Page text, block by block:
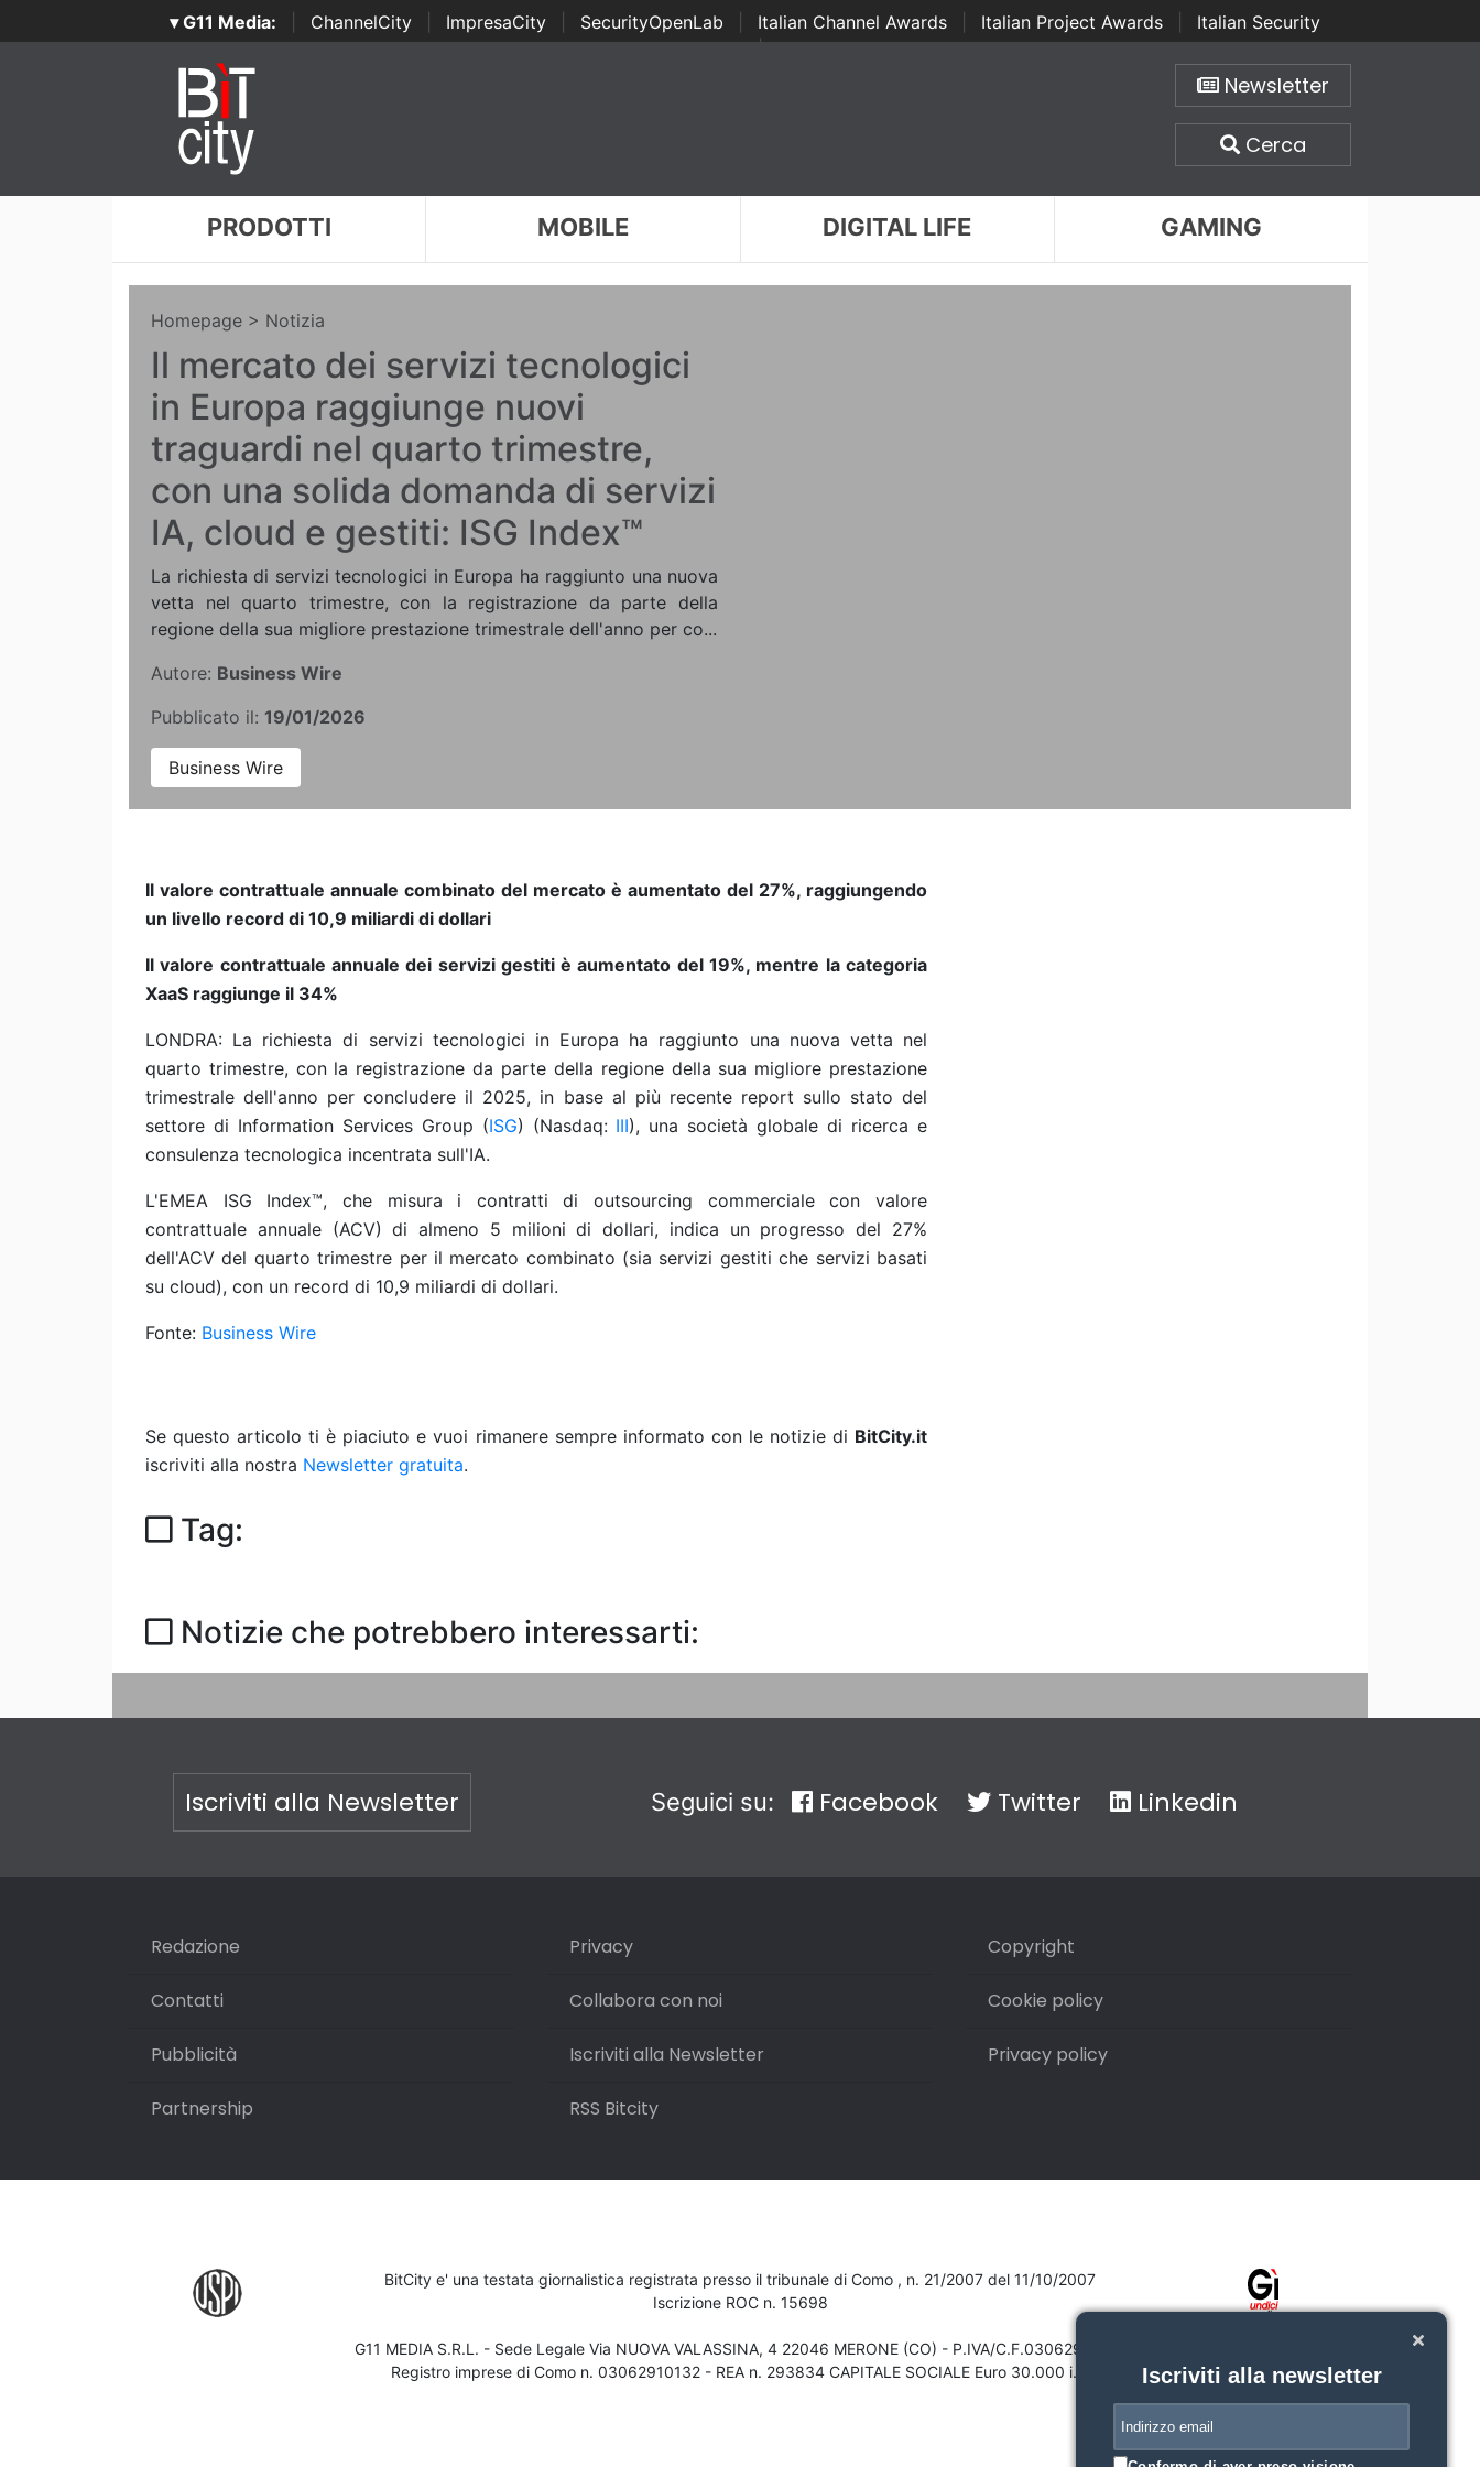
▾ G11 Media: ChannelCity ImpresaCity SecurityOpenLab Italian Channel Awards Italian Project Awards
Italian Security
Awards | ...
Newsletter
Cerca
PRODOTTI MOBILE DIGITAL LIFE GAMING
Homepage > Notizia
Il mercato dei servizi tecnologici
in Europa raggiunge nuovi
traguardi nel quarto trimestre,
con una solida domanda di servizi
IA, cloud e gestiti: ISG Index™
La richiesta di servizi tecnologici in Europa ha raggiunto una nuova
vetta nel quarto trimestre, con la registrazione da parte della
regione della sua migliore prestazione trimestrale dell'anno per co...
Autore: Business Wire
Pubblicato il: 19/01/2026
Business Wire
Il valore contrattuale annuale combinato del mercato è aumentato del 27%, raggiungendo
un livello record di 10,9 miliardi di dollari
Il valore contrattuale annuale dei servizi gestiti è aumentato del 19%, mentre la categoria
XaaS raggiunge il 34%
LONDRA: La richiesta di servizi tecnologici in Europa ha raggiunto una nuova vetta nel
quarto trimestre, con la registrazione da parte della regione della sua migliore prestazione
trimestrale dell'anno per concludere il 2025, in base al più recente report sullo stato del
settore di Information Services Group (ISG) (Nasdaq: III), una società globale di ricerca e
consulenza tecnologica incentrata sull'IA.
L'EMEA ISG Index™, che misura i contratti di outsourcing commerciale con valore
contrattuale annuale (ACV) di almeno 5 milioni di dollari, indica un progresso del 27%
dell'ACV del quarto trimestre per il mercato combinato (sia servizi gestiti che servizi basati
su cloud), con un record di 10,9 miliardi di dollari.
Fonte: Business Wire
Se questo articolo ti è piaciuto e vuoi rimanere sempre informato con le notizie di BitCity.it
iscriviti alla nostra Newsletter gratuita.
Tag:
Notizie che potrebbero interessarti:
Iscriviti alla Newsletter Seguici su: Facebook Twitter Linkedin
Redazione
Contatti
Pubblicità
Partnership
Privacy
Collabora con noi
Iscriviti alla Newsletter
RSS Bitcity
Copyright
Cookie policy
Privacy policy
BitCity e' una testata giornalistica registrata presso il tribunale di Como , n. 21/2007 del 11/10/2007
Iscrizione ROC n. 15698
G11 MEDIA S.R.L. - Sede Legale Via NUOVA VALASSINA, 4 22046 MERONE (CO) - P.IVA/C.F.03062910132
Registro imprese di Como n. 03062910132 - REA n. 293834 CAPITALE SOCIALE Euro 30.000 i.v.
Iscriviti alla newsletter